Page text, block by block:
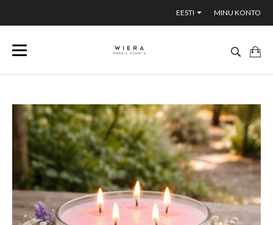
EESTI MINU KONTO